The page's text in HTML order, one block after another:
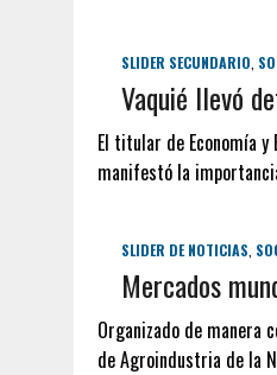
SLIDER SECUNDARIO
Vaquié llevó
El titular de Economía
manifestó la
SLIDER DE NOTICIAS
Mercados
Organizado de manera
de Agroindustria de la